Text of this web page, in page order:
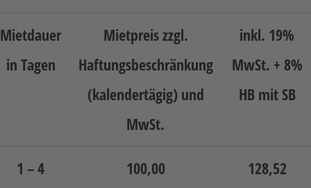
Schotter-/Betonbearbeitung
Garten
Messtechnik
Verkehr / Beleuchtung
Sonstiges
Anhänger mit Zubehör
Mietdauer
in Tagen
Mietpreis zzgl.
Haftungsbeschränkung
(kalendertägig) und
MwSt.
inkl. 19%
MwSt. + 8%
HB mit SB
1 – 4 100,00 128,52